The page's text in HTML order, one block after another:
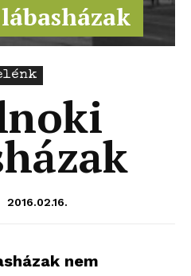
2016.02.16.
nem